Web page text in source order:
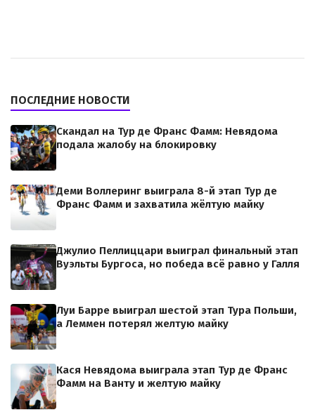
ПОСЛЕДНИЕ НОВОСТИ
Скандал на Тур де Франс Фамм: Невядома
подала жалобу на блокировку
Деми Воллеринг выиграла 8-й этап Тур де
Франс Фамм и захватила жёлтую майку
Джулио Пеллиццари выиграл финальный этап
Вуэльты Бургоса, но победа всё равно у Галля
Луи Барре выиграл шестой этап Тура Польши,
а Леммен потерял желтую майку
Кася Невядома выиграла этап Тур де Франс
Фамм на Ванту и желтую майку